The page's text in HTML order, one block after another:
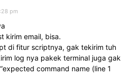
pm
kirim email, bisa.
di fitur scriptnya, gak tekirim tuh
log nya pakek terminal juga gak
command name (line 1